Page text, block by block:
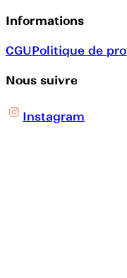
Informations
CGUPolitique de
Nous suivre
Instagram